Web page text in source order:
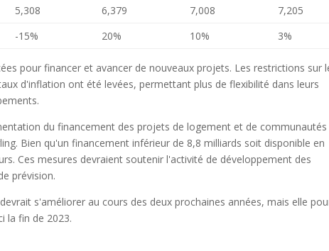
5,308 6,379 7,008
7,205
-15% 20% 10% 3%
pour financer et avancer de nouveaux projets. Les restrictions sur
d'inflation ont été levées, permettant plus de flexibilité dans leurs
du financement des projets de logement et de
Bien qu'un financement inférieur de 8,8 milliards soit disponible en
Ces mesures devraient soutenir l'activité de développement des
prévision.
s'améliorer au cours des deux prochaines années, mais elle
la fin de 2023.